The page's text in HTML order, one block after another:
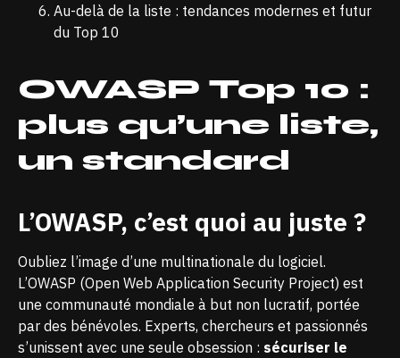
Au-delà de la liste : tendances modernes et futur
du Top 10
OWASP Top 10 :
plus qu’une liste,
un standard
L’OWASP, c’est quoi au juste ?
Oubliez l’image d’une multinationale du logiciel.
L’OWASP (Open Web Application Security Project) est
une communauté mondiale à but non lucratif, portée
par des bénévoles. Experts, chercheurs et passionnés
s’unissent avec une seule obsession : sécuriser le